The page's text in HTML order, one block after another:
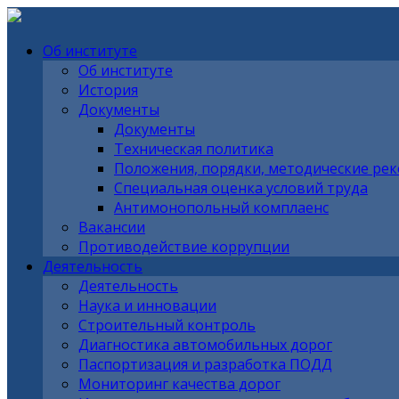
Об институте
Об институте
История
Документы
Документы
Техническая политика
Положения, порядки, методические
Специальная оценка условий труда
Антимонопольный комплаенс
Вакансии
Противодействие коррупции
Деятельность
Деятельность
Наука и инновации
Строительный контроль
Диагностика автомобильных дорог
Паспортизация и разработка ПОДД
Мониторинг качества дорог